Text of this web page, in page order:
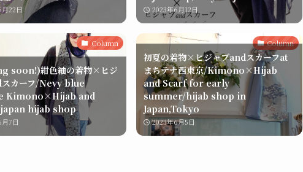
22日 2023年6月12日
Column
soon!)紺色紬の着物×ヒジ
スカーフ/Nevy blue
Kimono×Hijab and
hijab shop
7日
Column
初夏の着物×ヒジャブandスカーフat
まちテナ西東京/Kimono×Hijab
and Scarf for early
summer/hijab shop in
Japan,Tokyo
2023年6月5日